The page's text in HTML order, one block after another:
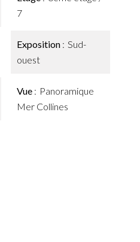
7
Exposition
Sud-
ouest
Vue
Panoramique
Mer Collines